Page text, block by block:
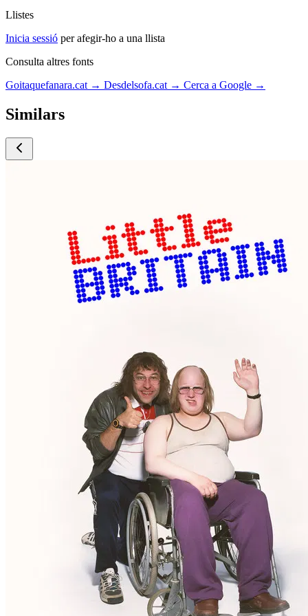
Llistes
Inicia sessió per afegir-ho a una llista
Consulta altres fonts
Goitaquefanara.cat → Desdelsofa.cat → Cerca a Google →
Similars